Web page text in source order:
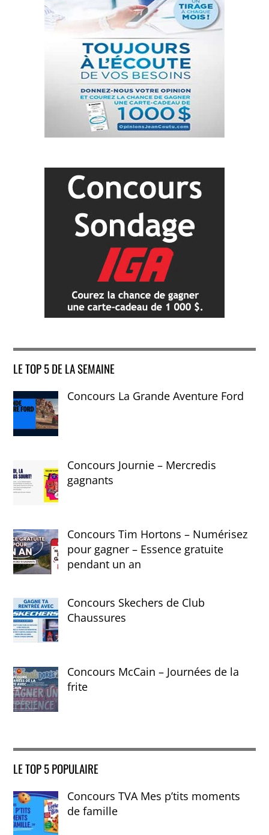
LE TOP 5 DE LA SEMAINE
Concours La Grande Aventure Ford
Concours Journie – Mercredis
gagnants
Concours Tim Hortons – Numérisez
pour gagner – Essence gratuite
pendant un an
Concours Skechers de Club
Chaussures
Concours McCain – Journées de la
frite
LE TOP 5 POPULAIRE
Concours TVA Mes p’tits moments
de famille